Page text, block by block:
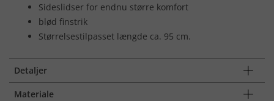
Sideslidser for endnu større komfort
blød finstrik
Størrelsestilpasset længde ca. 95 cm.
Detaljer
Materiale